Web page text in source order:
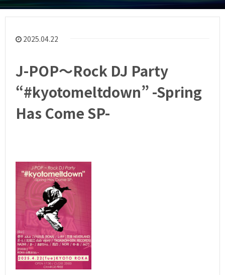
2025.04.22
J-POP〜Rock DJ Party
“#kyotomeltdown” -Spring
Has Come SP-